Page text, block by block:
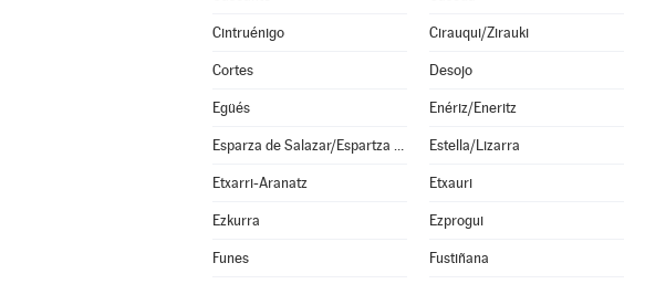
Cintruénigo Cirauqui/Zirauki
Cortes Desojo
Egüés Enériz/Eneritz
Esparza de Salazar/Espartza Zaraitzu Estella/Lizarra
Etxarri-Aranatz Etxauri
Ezkurra Ezprogui
Funes Fustiñana